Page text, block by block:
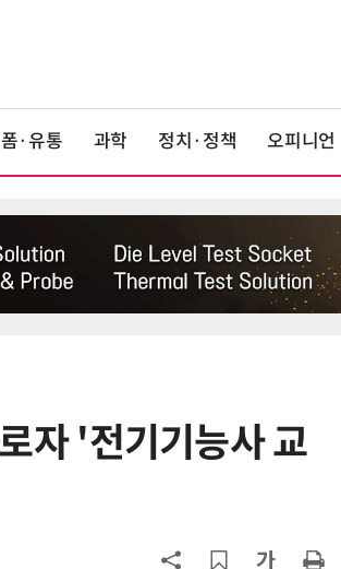
·유통 과학 정치·정책 오피니언
자 '전기기능사 교
6
'게이밍위크' 삼성전자-LG전자 유럽
주가 부양 '총력전'